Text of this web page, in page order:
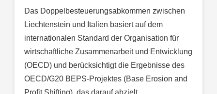
Das Doppelbesteuerungsabkommen zwischen
Liechtenstein und Italien basiert auf dem
internationalen Standard der Organisation für
wirtschaftliche Zusammenarbeit und Entwicklung
(OECD) und berücksichtigt die Ergebnisse des
OECD/G20 BEPS-Projektes (Base Erosion and
Profit Shifting), das darauf abzielt,